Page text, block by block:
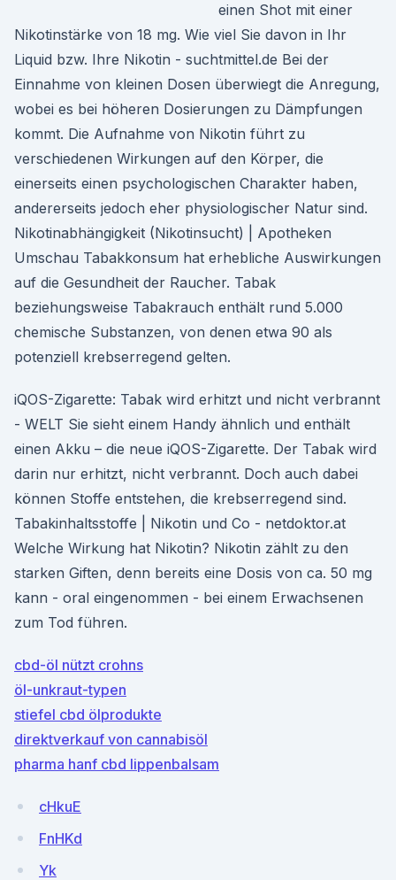
einen Shot mit einer
Nikotinstärke von 18 mg. Wie viel Sie davon in Ihr
Liquid bzw. Ihre Nikotin - suchtmittel.de Bei der
Einnahme von kleinen Dosen überwiegt die Anregung,
wobei es bei höheren Dosierungen zu Dämpfungen
kommt. Die Aufnahme von Nikotin führt zu
verschiedenen Wirkungen auf den Körper, die
einerseits einen psychologischen Charakter haben,
andererseits jedoch eher physiologischer Natur sind.
Nikotinabhängigkeit (Nikotinsucht) | Apotheken
Umschau Tabakkonsum hat erhebliche Auswirkungen
auf die Gesundheit der Raucher. Tabak
beziehungsweise Tabakrauch enthält rund 5.000
chemische Substanzen, von denen etwa 90 als
potenziell krebserregend gelten.
iQOS-Zigarette: Tabak wird erhitzt und nicht verbrannt
- WELT Sie sieht einem Handy ähnlich und enthält
einen Akku – die neue iQOS-Zigarette. Der Tabak wird
darin nur erhitzt, nicht verbrannt. Doch auch dabei
können Stoffe entstehen, die krebserregend sind.
Tabakinhaltsstoffe | Nikotin und Co - netdoktor.at
Welche Wirkung hat Nikotin? Nikotin zählt zu den
starken Giften, denn bereits eine Dosis von ca. 50 mg
kann - oral eingenommen - bei einem Erwachsenen
zum Tod führen.
cbd-öl nützt crohns
öl-unkraut-typen
stiefel cbd ölprodukte
direktverkauf von cannabisöl
pharma hanf cbd lippenbalsam
cHkuE
FnHKd
Yk